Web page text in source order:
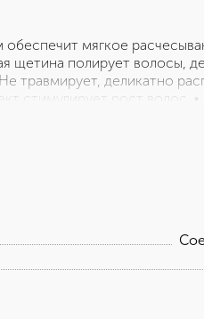
мягкое
щетина полирует волосы,
травмирует, деликатно
стимулирует рост волос. •
цвет! • Максимальная